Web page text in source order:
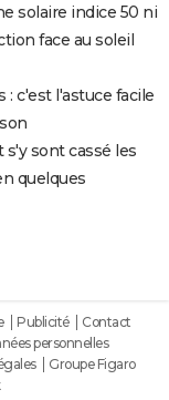
solaire indice 50 ni
face au soleil
c'est l'astuce facile
sont cassé les
quelques
Publicité
Contact
personnelles
Groupe Figaro